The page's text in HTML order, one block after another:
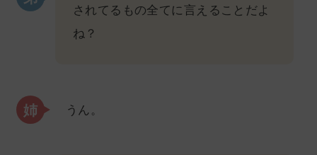
されてるもの全てに言えることだよ
ね？
うん。